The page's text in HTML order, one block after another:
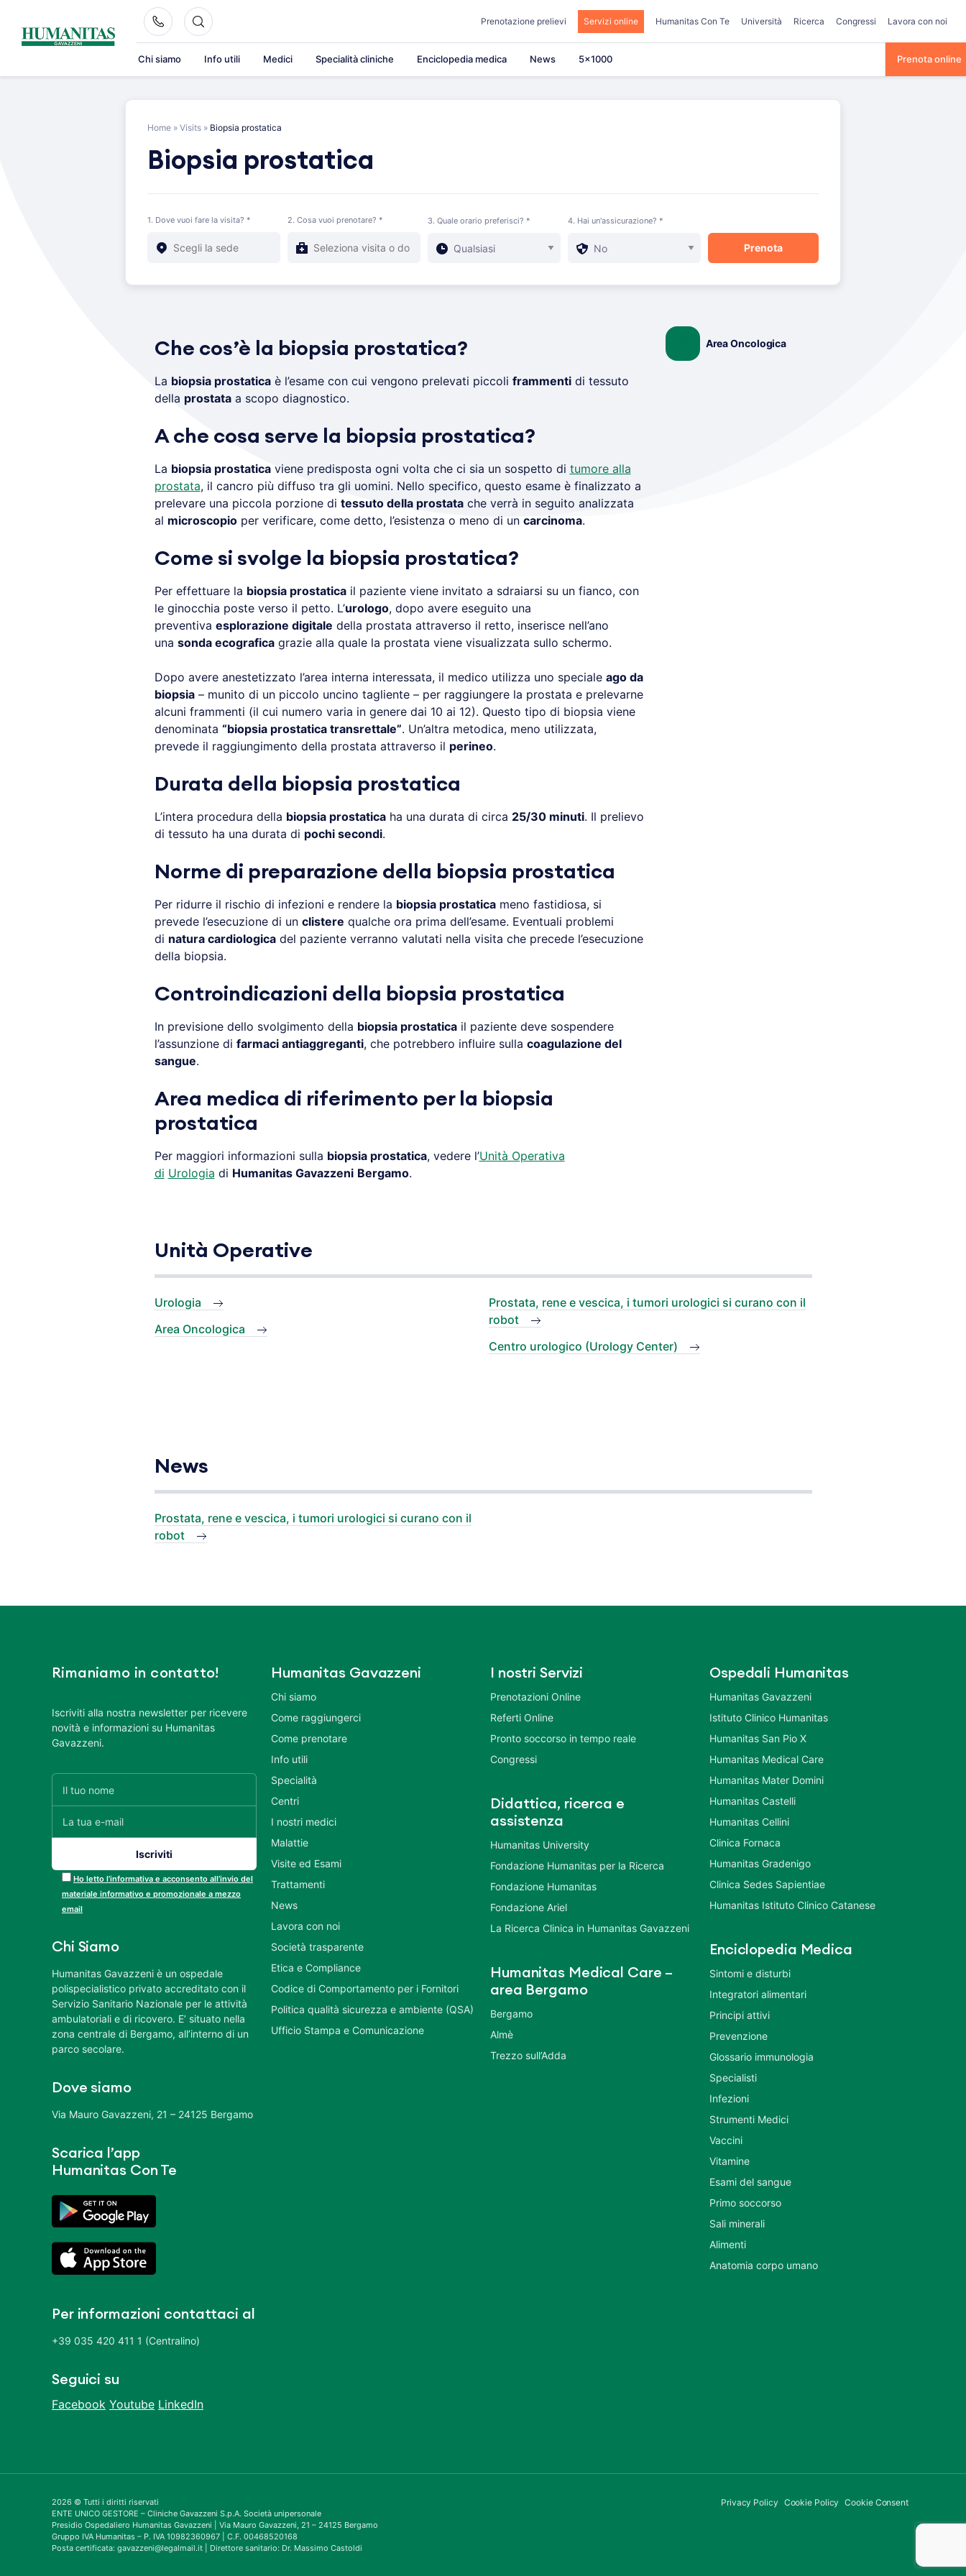
content
Prenotazione prelievi Servizi online Humanitas Con Te Università Ricerca Congressi Lavora con noi
Chi siamo Info utili Medici Specialità cliniche Enciclopedia medica News 5×1000 Prenota online
Home » Visits » Biopsia prostatica
Biopsia prostatica
1. Dove vuoi fare la visita? * 2. Cosa vuoi prenotare? * 3. Quale orario preferisci? * 4. Hai un'assicurazione? *
Che cos’è la biopsia prostatica?
La biopsia prostaticaè l’esame con cui vengono prelevati piccoli frammentidi tessuto
della prostataa scopo diagnostico.
A che cosa serve la biopsia prostatica?
La biopsia prostaticaviene predisposta ogni volta che ci sia un sospetto di tumore alla
prostata, il cancro più diffuso tra gli uomini. Nello specifico, questo esame è finalizzato a
prelevare una piccola porzione di tessuto della prostatache verrà in seguito analizzata
al microscopioper verificare, come detto, l’esistenza o meno di un carcinoma.
Come si svolge la biopsia prostatica?
Per effettuare la biopsia prostaticail paziente viene invitato a sdraiarsi su un fianco, con
le ginocchia poste verso il petto. L’urologo, dopo avere eseguito una
preventiva esplorazione digitale della prostata attraverso il retto, inserisce nell’ano
una sonda ecograficagrazie alla quale la prostata viene visualizzata sullo schermo.
Dopo avere anestetizzato l’area interna interessata, il medico utilizza uno speciale ago da
biopsia– munito di un piccolo uncino tagliente – per raggiungere la prostata e prelevarne
alcuni frammenti (il cui numero varia in genere dai 10 ai 12). Questo tipo di biopsia viene
denominata “biopsia prostatica transrettale”. Un’altra metodica, meno utilizzata,
prevede il raggiungimento della prostata attraverso il perineo.
Durata della biopsia prostatica
L’intera procedura della biopsia prostaticaha una durata di circa 25/30 minuti. Il prelievo
di tessuto ha una durata di pochi secondi.
Norme di preparazione della biopsia prostatica
Per ridurre il rischio di infezioni e rendere la biopsia prostaticameno fastidiosa, si
prevede l’esecuzione di un clistere qualche ora prima dell’esame. Eventuali problemi
di natura cardiologicadel paziente verranno valutati nella visita che precede l’esecuzione
della biopsia.
Controindicazioni della biopsia prostatica
In previsione dello svolgimento della biopsia prostaticail paziente deve sospendere
l’assunzione di farmaci antiaggreganti, che potrebbero influire sulla coagulazione del
sangue.
Area medica di riferimento per la biopsia
prostatica
Per maggiori informazioni sulla biopsia prostatica, vedere l’Unità Operativa
di Urologia di Humanitas Gavazzeni Bergamo.
Area Oncologica
Unità Operative
Urologia
Area Oncologica
Prostata, rene e vescica, i tumori urologici si curano con il
robot
Centro urologico (Urology Center)
News
Prostata, rene e vescica, i tumori urologici si curano con il
robot
Rimaniamo in contatto!
Iscriviti alla nostra newsletter per ricevere
novità e informazioni su Humanitas
Gavazzeni.
Ho letto l’informativa e acconsento all’invio del
materiale informativo e promozionale a mezzo
email
Chi Siamo
Humanitas Gavazzeni è un ospedale
polispecialistico privato accreditato con il
Servizio Sanitario Nazionale per le attività
ambulatoriali e di ricovero. E’ situato nella
zona centrale di Bergamo, all’interno di un
parco secolare.
Dove siamo
Via Mauro Gavazzeni, 21 – 24125 Bergamo
Scarica l’app
Humanitas Con Te
Per informazioni contattaci al
+39 035 420 411 1 (Centralino)
Seguici su
Facebook Youtube LinkedIn
Humanitas Gavazzeni
Chi siamo
Come raggiungerci
Come prenotare
Info utili
Specialità
Centri
I nostri medici
Malattie
Visite ed Esami
Trattamenti
News
Lavora con noi
Società trasparente
Etica e Compliance
Codice di Comportamento per i Fornitori
Politica qualità sicurezza e ambiente (QSA)
Ufficio Stampa e Comunicazione
I nostri Servizi
Prenotazioni Online
Referti Online
Pronto soccorso in tempo reale
Congressi
Didattica, ricerca e
assistenza
Humanitas University
Fondazione Humanitas per la Ricerca
Fondazione Humanitas
Fondazione Ariel
La Ricerca Clinica in Humanitas Gavazzeni
Humanitas Medical Care –
area Bergamo
Bergamo
Almè
Trezzo sull’Adda
Ospedali Humanitas
Humanitas Gavazzeni
Istituto Clinico Humanitas
Humanitas San Pio X
Humanitas Medical Care
Humanitas Mater Domini
Humanitas Castelli
Humanitas Cellini
Clinica Fornaca
Humanitas Gradenigo
Clinica Sedes Sapientiae
Humanitas Istituto Clinico Catanese
Enciclopedia Medica
Sintomi e disturbi
Integratori alimentari
Principi attivi
Prevenzione
Glossario immunologia
Specialisti
Infezioni
Strumenti Medici
Vaccini
Vitamine
Esami del sangue
Primo soccorso
Sali minerali
Alimenti
Anatomia corpo umano
2026 © Tutti i diritti riservati
ENTE UNICO GESTORE – Cliniche Gavazzeni S.p.A. Società unipersonale
Presidio Ospedaliero Humanitas Gavazzeni | Via Mauro Gavazzeni, 21 – 24125 Bergamo
Gruppo IVA Humanitas – P. IVA 10982360967 | C.F. 00468520168
Posta certificata: gavazzeni@legalmail.it | Direttore sanitario: Dr. Massimo Castoldi
Privacy Policy Cookie Policy Cookie Consent